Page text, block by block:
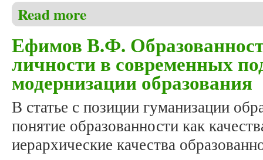
Read more
Ефимов В.Ф.
личности в современных
модернизации образования
В статье с позиции гуманизации
понятие образованности как
иерархические качества